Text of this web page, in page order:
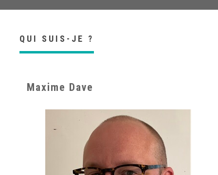
QUI SUIS-JE ?
Maxime Dave